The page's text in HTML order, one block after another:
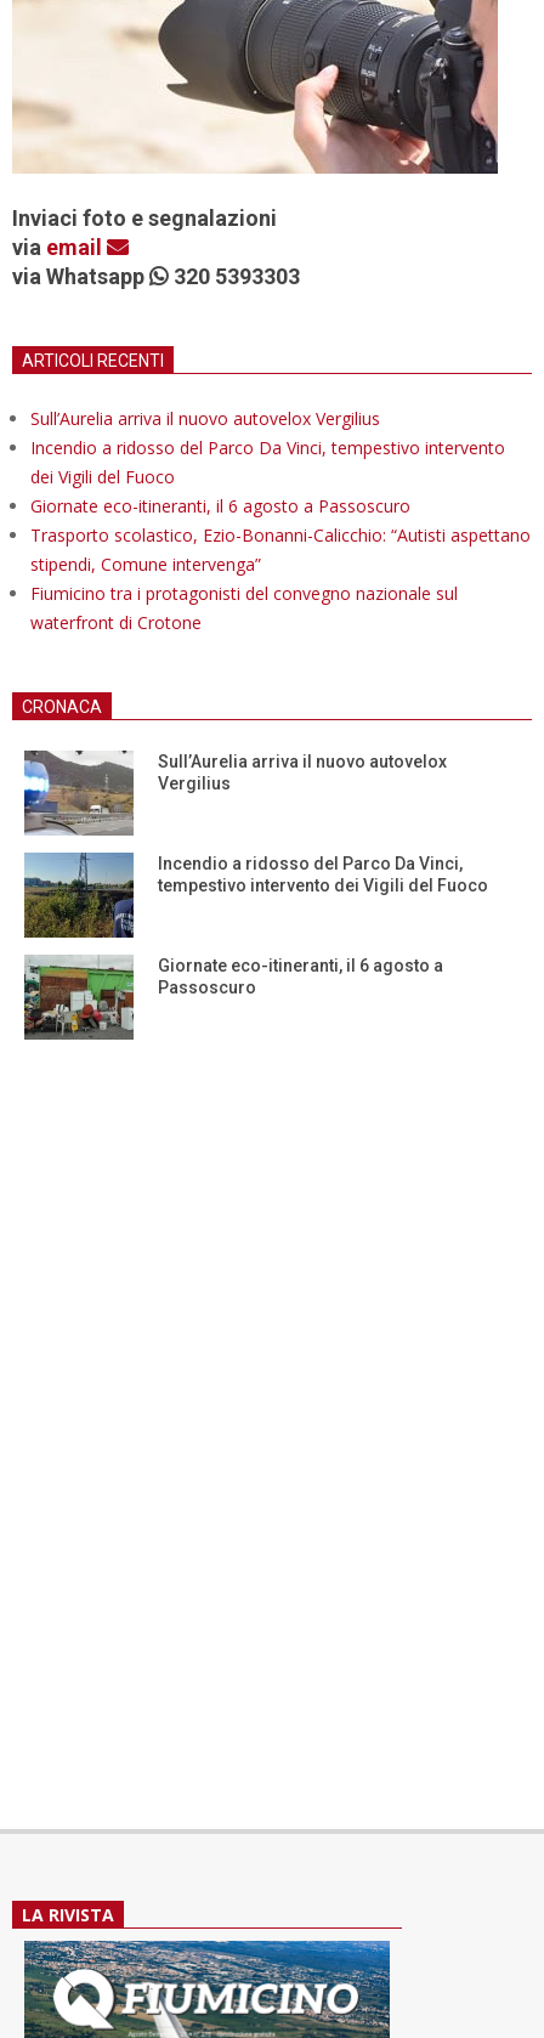
Inviaci foto e segnalazioni
via email
via Whatsapp
320 5393303
ARTICOLI RECENTI
Sull’Aurelia arriva il nuovo autovelox Vergilius
Incendio a ridosso del Parco Da Vinci, tempestivo intervento
dei Vigili del Fuoco
Giornate eco-itineranti, il 6 agosto a Passoscuro
Trasporto scolastico, Ezio-Bonanni-Calicchio: “Autisti aspettano
stipendi, Comune intervenga”
Fiumicino tra i protagonisti del convegno nazionale sul
waterfront di Crotone
CRONACA
Sull’Aurelia arriva il nuovo autovelox
Vergilius
Incendio a ridosso del Parco Da Vinci,
tempestivo intervento dei Vigili del Fuoco
Giornate eco-itineranti, il 6 agosto a
Passoscuro
LA RIVISTA